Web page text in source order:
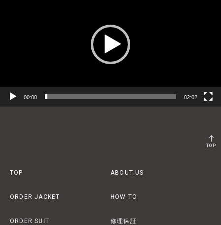
00:00 02:02
TOP
TOP ABOUT US
ORDER JACKET HOW TO
ORDER SUIT 修理保証